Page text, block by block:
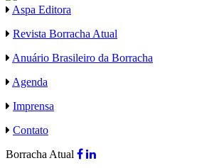
Aspa Editora
Revista Borracha Atual
Anuário Brasileiro da Borracha
Agenda
Imprensa
Contato
Borracha Atual